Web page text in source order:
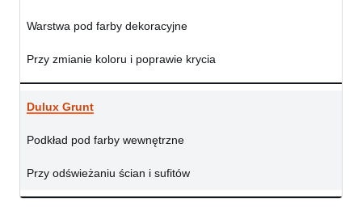
Warstwa pod farby dekoracyjne
Przy zmianie koloru i poprawie krycia
Dulux Grunt
Podkład pod farby wewnętrzne
Przy odświeżaniu ścian i sufitów